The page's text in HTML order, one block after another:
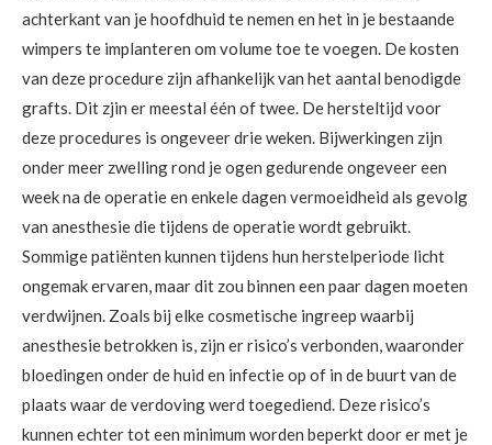
achterkant van je hoofdhuid te nemen en het in je bestaande
wimpers te implanteren om volume toe te voegen. De kosten
van deze procedure zijn afhankelijk van het aantal benodigde
grafts. Dit zjin er meestal één of twee. De hersteltijd voor
deze procedures is ongeveer drie weken. Bijwerkingen zijn
onder meer zwelling rond je ogen gedurende ongeveer een
week na de operatie en enkele dagen vermoeidheid als gevolg
van anesthesie die tijdens de operatie wordt gebruikt.
Sommige patiënten kunnen tijdens hun herstelperiode licht
ongemak ervaren, maar dit zou binnen een paar dagen moeten
verdwijnen. Zoals bij elke cosmetische ingreep waarbij
anesthesie betrokken is, zijn er risico’s verbonden, waaronder
bloedingen onder de huid en infectie op of in de buurt van de
plaats waar de verdoving werd toegediend. Deze risico’s
kunnen echter tot een minimum worden beperkt door er met je